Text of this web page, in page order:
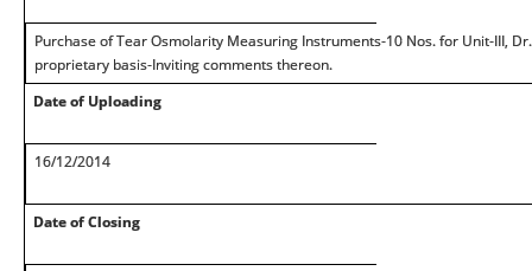
Purchase of Tear Osmolarity Measuring Instruments-10 Nos. for Unit-III,
proprietary basis-Inviting comments thereon.
Date of Uploading
16/12/2014
Date of Closing